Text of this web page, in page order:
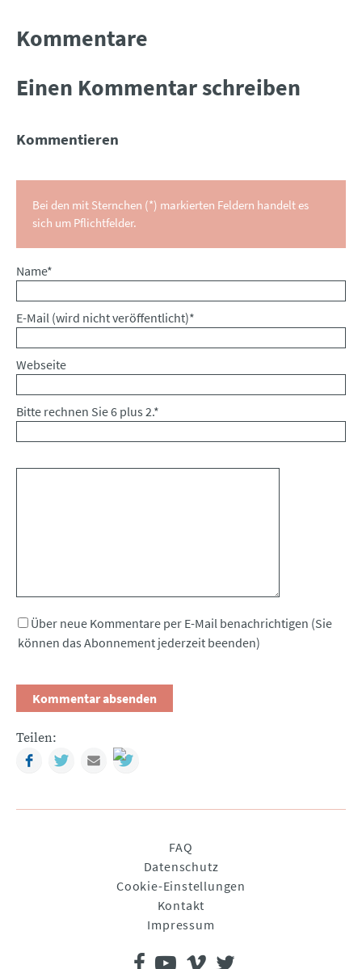
Kommentare
Einen Kommentar schreiben
Kommentieren
Bei den mit Sternchen (*) markierten Feldern handelt es
sich um Pflichtfelder.
Pflichtfeld
Name*
Pflichtfeld
E-Mail (wird nicht veröffentlicht)*
Webseite
Bitte rechnen Sie 6 plus 2.*
Über neue Kommentare per E-Mail benachrichtigen (Sie
können das Abonnement jederzeit beenden)
Teilen:
FacebookTwitterMail
FAQ
Datenschutz
Cookie-Einstellungen
Kontakt
Impressum